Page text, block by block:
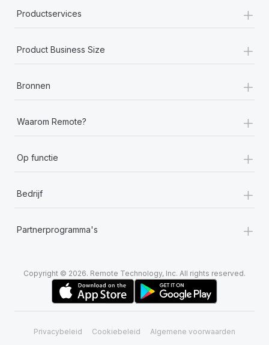
Productservices +
Product Business Size +
Bronnen +
Waarom Remote? +
Op functie +
Bedrijf +
Partnerprogramma's +
Copyright © 2026. Remote Technology, Inc. All rights reserved.
Privacybeleid Cookiebeleid Algemene voorwaarden